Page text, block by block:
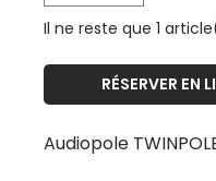
Il ne reste que 1
RÉSERVER EN
Audiopole